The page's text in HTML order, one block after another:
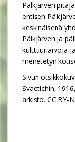
Pälkjärven
entisen
keskinäisenä
Pälkjärven ja
kulttuuriarvoja
menetetyn
Sivun
Svaetichin,
arkisto. CC BY-